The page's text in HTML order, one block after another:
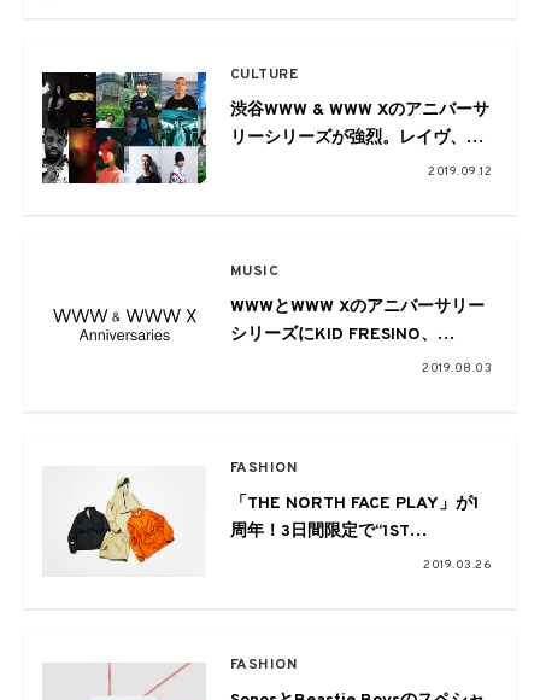
CULTURE
渋谷WWW & WWW Xのアニバーサ
リーシリーズが強烈。レイヴ、ヒ
ップホップ、電子音響、サイケデ
2019.09.12
MUSIC
WWWとWWW Xのアニバーサリー
シリーズにKID FRESINO、
Tohji、Jamila Woods、D.A.N.らが
2019.08.03
FASHION
「THE NORTH FACE PLAY」が1
周年！3日間限定で“1ST
ANNIVERSARY DAYS”を開催、ス
2019.03.26
FASHION